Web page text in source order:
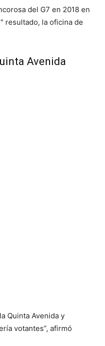
Avenida
Quinta Avenida y
votantes”, afirmó